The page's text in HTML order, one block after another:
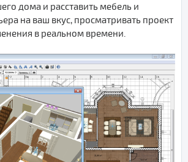
дома и расставить мебель и
на ваш вкус, просматривать проект
в реальном времени.